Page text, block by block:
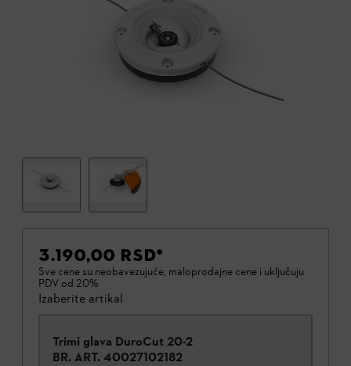
3.190,00 RSD*
Sve cene su neobavezujuće, maloprodajne cene i uključuju
PDV od 20%
Izaberite artikal
Trimi glava DuroCut 20-2
BR. ART. 40027102182